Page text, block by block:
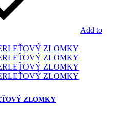
Add to
ZLOMKY